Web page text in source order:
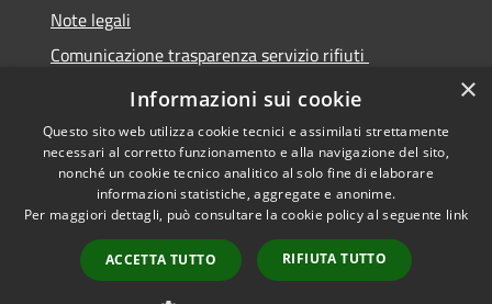
Note legali
Comunicazione trasparenza servizio rifiuti
Dichiarazione di accessibilità
Accessibilità
Copyright © 2026 • Città di
Seregno • Powered by
Municipium•
Accesso
redazione
×
Informazioni sui cookie
Questo sito web utilizza cookie tecnici e assimilati strettamente
necessari al corretto funzionamento e alla navigazione del sito,
nonché un cookie tecnico analitico al solo fine di elaborare
informazioni statistiche, aggregate e anonime.
Per maggiori dettagli, può consultare la cookie policy al seguente link
ACCETTA TUTTO RIFIUTA TUTTO